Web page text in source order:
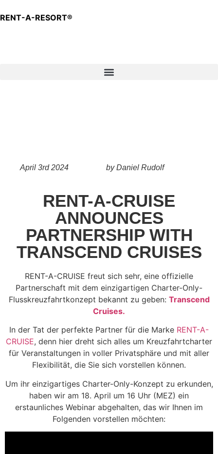
RENT-A-RESORT®
April 3rd 2024 by Daniel Rudolf
RENT-A-CRUISE
ANNOUNCES
PARTNERSHIP WITH
TRANSCEND CRUISES
RENT-A-CRUISE freut sich sehr, eine offizielle
Partnerschaft mit dem einzigartigen Charter-Only-
Flusskreuzfahrtkonzept bekannt zu geben: Transcend
Cruises.
In der Tat der perfekte Partner für die Marke RENT-A-
CRUISE, denn hier dreht sich alles um Kreuzfahrtcharter
für Veranstaltungen in voller Privatsphäre und mit aller
Flexibilität, die Sie sich vorstellen können.
Um ihr einzigartiges Charter-Only-Konzept zu erkunden,
haben wir am 18. April um 16 Uhr (MEZ) ein
erstaunliches Webinar abgehalten, das wir Ihnen im
Folgenden vorstellen möchten: